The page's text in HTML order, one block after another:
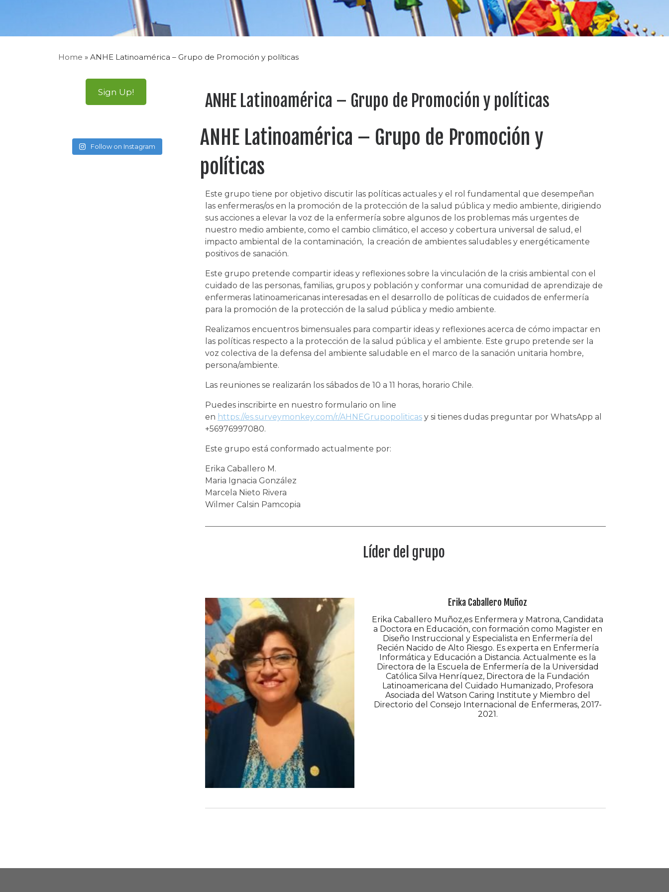
Home » ANHE Latinoamérica – Grupo de Promoción y políticas
ANHE Latinoamérica – Grupo de Promoción y políticas
ANHE Latinoamérica – Grupo de Promoción y
políticas
Este grupo tiene por objetivo discutir las políticas actuales y el rol fundamental que desempeñan
las enfermeras/os en la promoción de la protección de la salud pública y medio ambiente, dirigiendo
sus acciones a elevar la voz de la enfermería sobre algunos de los problemas más urgentes de
nuestro medio ambiente, como el cambio climático, el acceso y cobertura universal de salud, el
impacto ambiental de la contaminación, la creación de ambientes saludables y energéticamente
positivos de sanación.
Este grupo pretende compartir ideas y reflexiones sobre la vinculación de la crisis ambiental con el
cuidado de las personas, familias, grupos y población y conformar una comunidad de aprendizaje de
enfermeras latinoamericanas interesadas en el desarrollo de políticas de cuidados de enfermería
para la promoción de la protección de la salud pública y medio ambiente.
Realizamos encuentros bimensuales para compartir ideas y reflexiones acerca de cómo impactar en
las políticas respecto a la protección de la salud pública y el ambiente. Este grupo pretende ser la
voz colectiva de la defensa del ambiente saludable en el marco de la sanación unitaria hombre,
persona/ambiente.
Las reuniones se realizarán los sábados de 10 a 11 horas, horario Chile.
Puedes inscribirte en nuestro formulario on line
en https://es.surveymonkey.com/r/AHNEGrupopoliticas y si tienes dudas preguntar por WhatsApp al
+56976997080.
Este grupo está conformado actualmente por:
Erika Caballero M.
Maria Ignacia González
Marcela Nieto Rivera
Wilmer Calsin Pamcopia
Líder del grupo
Erika Caballero Muñoz
Erika Caballero Muñoz,es Enfermera y Matrona, Candidata
a Doctora en Educación, con formación como Magister en
Diseño Instruccional y Especialista en Enfermería del
Recién Nacido de Alto Riesgo. Es experta en Enfermería
Informática y Educación a Distancia. Actualmente es la
Directora de la Escuela de Enfermería de la Universidad
Católica Silva Henríquez, Directora de la Fundación
Latinoamericana del Cuidado Humanizado, Profesora
Asociada del Watson Caring Institute y Miembro del
Directorio del Consejo Internacional de Enfermeras, 2017-
2021.
Sign Up!
Follow on Instagram